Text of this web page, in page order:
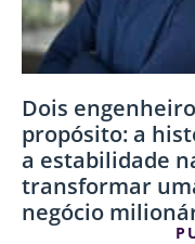
Dois
propósito: a
a estabilidade
transformar
negócio